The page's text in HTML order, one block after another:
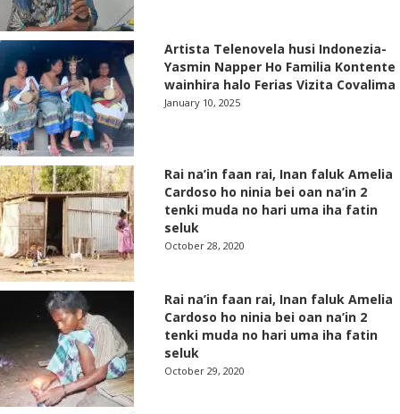
Artista Telenovela husi Indonezia-
Yasmin Napper Ho Familia Kontente
wainhira halo Ferias Vizita Covalima
January 10, 2025
Rai na’in faan rai, Inan faluk Amelia
Cardoso ho ninia bei oan na’in 2
tenki muda no hari uma iha fatin
seluk
October 28, 2020
Rai na’in faan rai, Inan faluk Amelia
Cardoso ho ninia bei oan na’in 2
tenki muda no hari uma iha fatin
seluk
October 29, 2020